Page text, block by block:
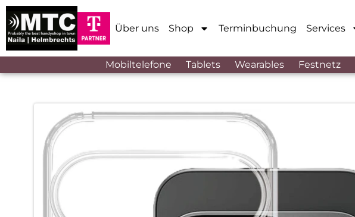
Über uns Shop Terminbuchung Services
Mobiltelefone Tablets Wearables Festnetz